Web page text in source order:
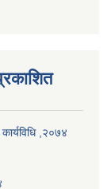
,२०७४